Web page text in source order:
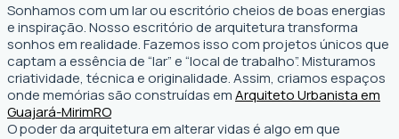
Sonhamos com um lar ou escritório cheios de boas energias
e inspiração. Nosso escritório de arquitetura transforma
sonhos em realidade. Fazemos isso com projetos únicos que
captam a essência de “lar” e “local de trabalho”. Misturamos
criatividade, técnica e originalidade. Assim, criamos espaços
onde memórias são construídas emArquiteto Urbanista em
Guajará-MirimRO
O poder da arquitetura em alterar vidas é algo em que